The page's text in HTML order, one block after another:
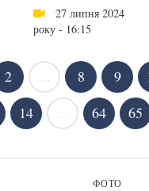
27 липня 2024
року - 16:15
2 8 9
14 64 65
ФОТО